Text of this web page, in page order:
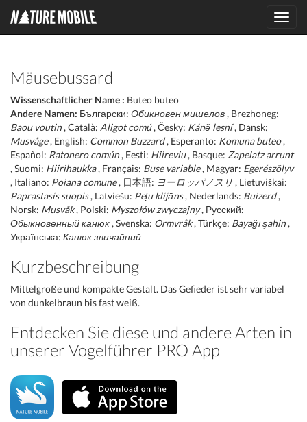
Mäusebussard
Wissenschaftlicher Name : Buteo buteo
Andere Namen: Български: Обикновен мишелов , Brezhoneg:
Baou voutin, Català: Aligot comú, Česky: Káně lesní, Dansk:
Musvåge, English: Common Buzzard, Esperanto: Komuna buteo,
Español: Ratonero común, Eesti: Hiireviu, Basque: Zapelatz arrunt
, Suomi: Hiirihaukka, Français: Buse variable, Magyar: Egerészölyv
, Italiano: Poiana comune, 日本語: ヨーロッパノスリ , Lietuviškai:
Paprastasis suopis, Latviešu: Peļu klijāns, Nederlands: Buizerd,
Norsk: Musvåk, Polski: Myszołów zwyczajny, Русский:
Обыкновенный канюк , Svenska: Ormvråk, Türkçe: Bayağı şahin,
Українська: Канюк звичайний
Kurzbeschreibung
Mittelgroße und kompakte Gestalt. Das Gefieder ist sehr variabel
von dunkelbraun bis fast weiß.
Entdecken Sie diese und andere Arten in
unserer Vogelführer PRO App